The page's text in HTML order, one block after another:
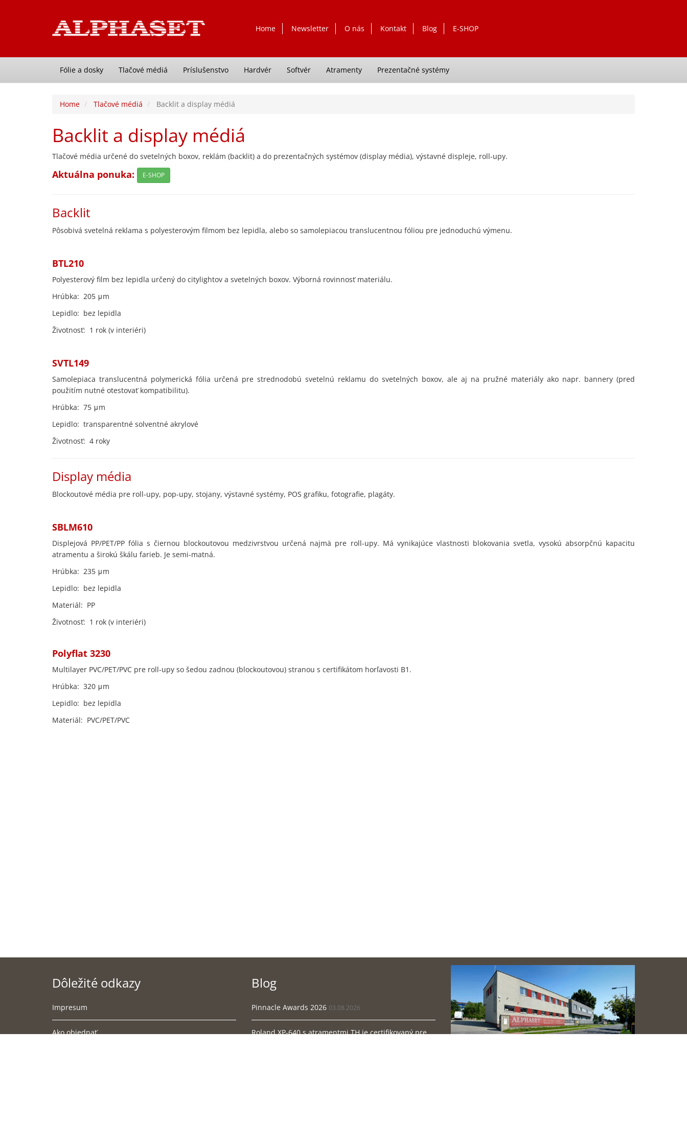
Home Newsletter O nás Kontakt Blog E-SHOP
Fólie a dosky Tlačové médiá Príslušenstvo Hardvér Softvér Atramenty Prezentačné systémy
Home Tlačové médiá Backlit a display médiá
Backlit a display médiá
Tlačové média určené do svetelných boxov, reklám (backlit) a do prezentačných systémov (display média), výstavné displeje, roll-upy.
Aktuálna ponuka: E-SHOP
Backlit
Pôsobivá svetelná reklama s polyesterovým filmom bez lepidla, alebo so samolepiacou translucentnou fóliou pre jednoduchú výmenu.
BTL210
Polyesterový film bez lepidla určený do citylightov a svetelných boxov. Výborná rovinnosť materiálu.
Hrúbka: 205 μm
Lepidlo: bez lepidla
Životnosť: 1 rok (v interiéri)
SVTL149
Samolepiaca translucentná polymerická fólia určená pre strednodobú svetelnú reklamu do svetelných boxov, ale aj na pružné materiály ako napr. bannery (pred
použitím nutné otestovať kompatibilitu).
Hrúbka: 75 μm
Lepidlo: transparentné solventné akrylové
Životnosť: 4 roky
Display média
Blockoutové média pre roll-upy, pop-upy, stojany, výstavné systémy, POS grafiku, fotografie, plagáty.
SBLM610
Displejová PP/PET/PP fólia s čiernou blockoutovou medzivrstvou určená najmä pre roll-upy. Má vynikajúce vlastnosti blokovania svetla, vysokú absorpčnú kapacitu
atramentu a širokú škálu farieb. Je semi-matná.
Hrúbka: 235 μm
Lepidlo: bez lepidla
Materiál: PP
Životnosť: 1 rok (v interiéri)
Polyflat 3230
Multilayer PVC/PET/PVC pre roll-upy so šedou zadnou (blockoutovou) stranou s certifikátom horľavosti B1.
Hrúbka: 320 μm
Lepidlo: bez lepidla
Materiál: PVC/PET/PVC
Dôležité odkazy
Impresum
Ako objednať
Blog
Pinnacle Awards 2026 03.08.2026
Roland XP-640 s atramentmi TH je certifikovaný pre ...